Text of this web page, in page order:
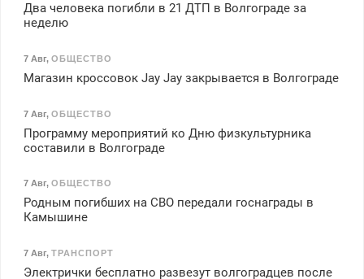
Два человека погибли в 21 ДТП в Волгограде за
неделю
7 Авг, ОБЩЕСТВО
Магазин кроссовок Jay Jay закрывается в Волгограде
7 Авг, ОБЩЕСТВО
Программу мероприятий ко Дню физкультурника
составили в Волгограде
7 Авг, ОБЩЕСТВО
Родным погибших на СВО передали госнаграды в
Камышине
7 Авг, ТРАНСПОРТ
Электрички бесплатно развезут волгоградцев после